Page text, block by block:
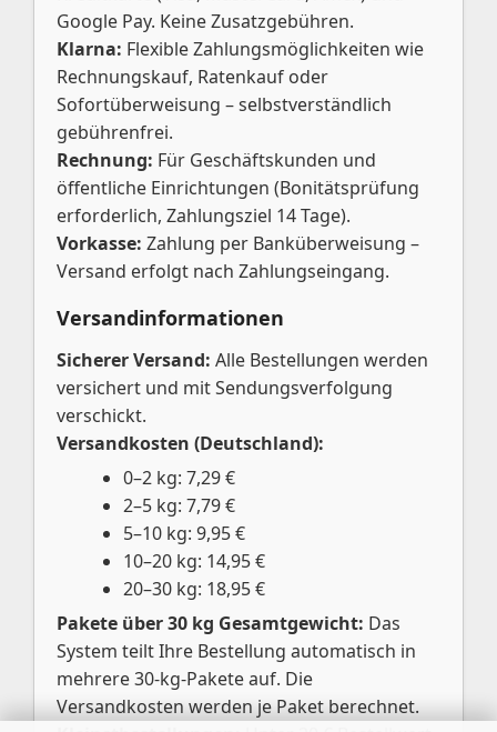
Google Pay. Keine Zusatzgebühren.
Klarna: Flexible Zahlungsmöglichkeiten wie
Rechnungskauf, Ratenkauf oder
Sofortüberweisung – selbstverständlich
gebührenfrei.
Rechnung: Für Geschäftskunden und
öffentliche Einrichtungen (Bonitätsprüfung
erforderlich, Zahlungsziel 14 Tage).
Vorkasse: Zahlung per Banküberweisung –
Versand erfolgt nach Zahlungseingang.
Versandinformationen
Sicherer Versand: Alle Bestellungen werden
versichert und mit Sendungsverfolgung
verschickt.
Versandkosten (Deutschland):
0–2 kg: 7,29 €
2–5 kg: 7,79 €
5–10 kg: 9,95 €
10–20 kg: 14,95 €
20–30 kg: 18,95 €
Pakete über 30 kg Gesamtgewicht: Das
System teilt Ihre Bestellung automatisch in
mehrere 30-kg-Pakete auf. Die
Versandkosten werden je Paket berechnet.